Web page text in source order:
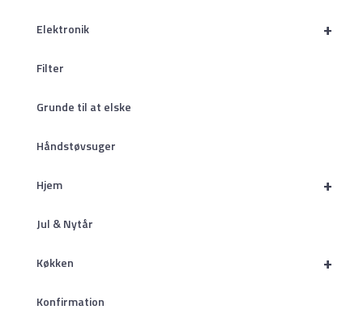
+
Elektronik
Filter
Grunde til at elske
Håndstøvsuger
+
Hjem
Jul & Nytår
+
Køkken
Konfirmation